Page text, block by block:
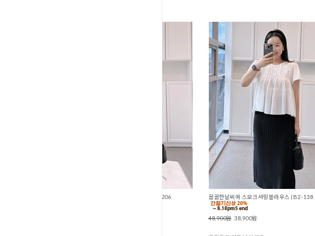
딥크로스딥브이넥 쿨찰랑반팔자켓 (O1-206 꿉꿉한날씨에 스모크셔링블라우스 (B2-138
48,900원38,900원